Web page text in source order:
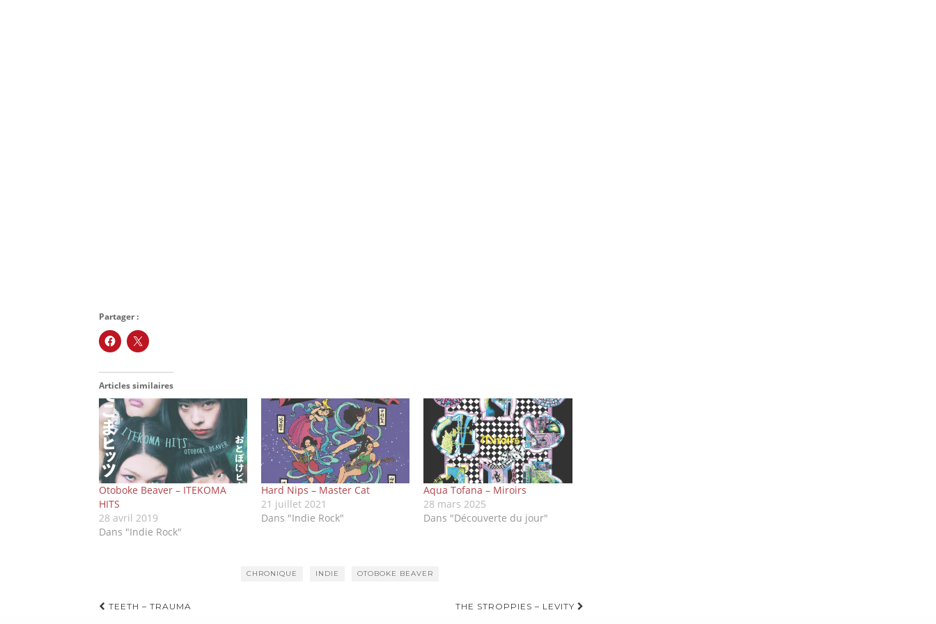
Partager :
Articles similaires
Otoboke Beaver – ITEKOMA
HITS
28 avril 2019
Dans "Indie Rock"
Hard Nips – Master Cat
21 juillet 2021
Dans "Indie Rock"
Aqua Tofana – Miroirs
28 mars 2025
Dans "Découverte du jour"
CHRONIQUE INDIE OTOBOKE BEAVER
Navigation
TEETH – TRAUMA THE STROPPIES – LEVITY